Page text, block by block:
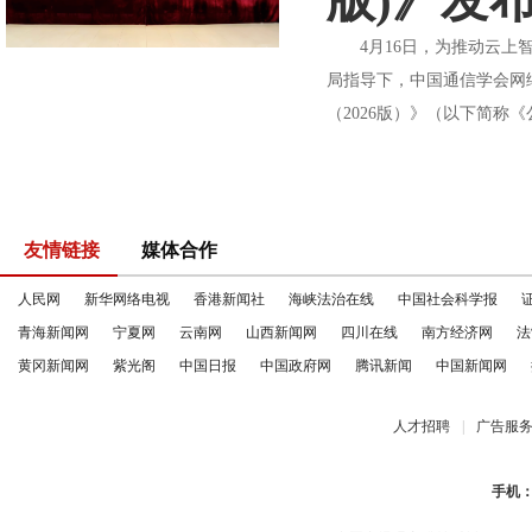
4月16日，为推动云上智
局指导下，中国通信学会
（2026版）》（以下简
友情链接 媒体合作
人民网 新华网络电视 香港新闻社 海峡法治在线 中国社会科学报
青海新闻网
宁夏网 云南网 山西新闻网 四川在线 南方经济网
黄冈新闻网
紫光阁 中国日报 中国政府网 腾讯新闻 中国新闻网
人才招聘 广告服务
手机